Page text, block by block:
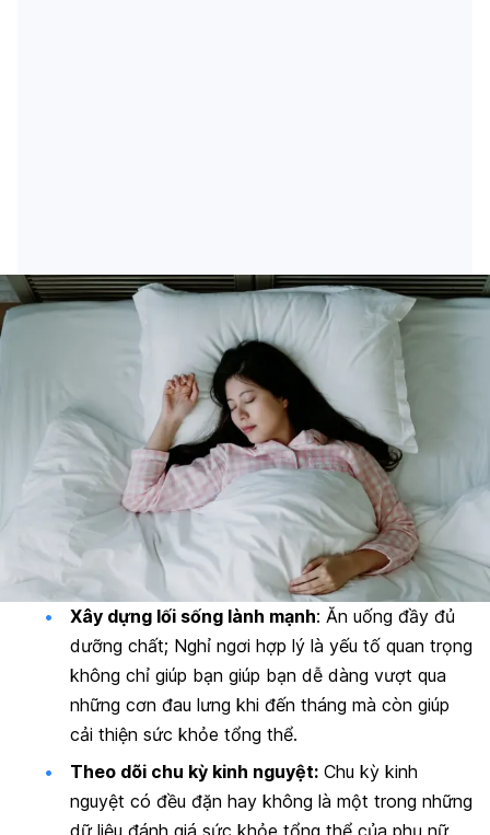
Xây dựng lối sống lành mạnh: Ăn uống đầy đủ
dưỡng chất; Nghỉ ngơi hợp lý là yếu tố quan trọng
không chỉ giúp bạn giúp bạn dễ dàng vượt qua
những cơn đau lưng khi đến tháng mà còn giúp
cải thiện sức khỏe tổng thể.
Theo dõi chu kỳ kinh nguyệt: Chu kỳ kinh
nguyệt có đều đặn hay không là một trong những
dữ liệu đánh giá sức khỏe tổng thể của phụ nữ.